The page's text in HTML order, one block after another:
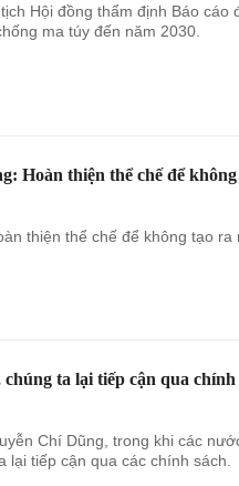
Hội đồng thẩm định Báo cáo
ma túy đến năm 2030.
Hoàn thiện thể chế để không
thiện thể chế để không tạo ra
ta lại tiếp cận qua chính
Chí Dũng, trong khi các
tiếp cận qua các chính sách.